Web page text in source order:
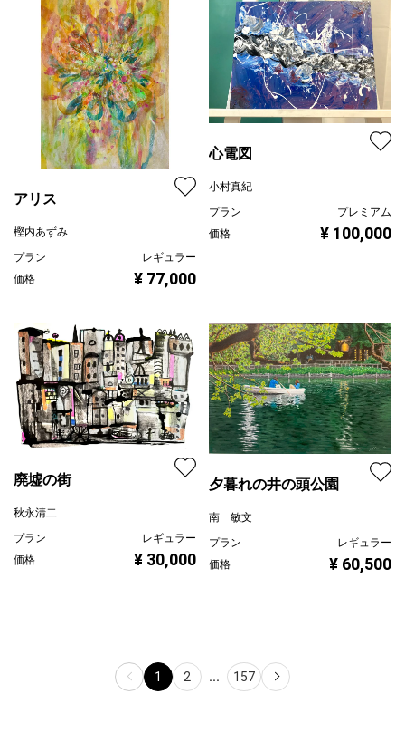
アリス
樫内あずみ
プラン
レギュラー
価格
¥ 77,000
心電図
小村真紀
プラン
プレミアム
価格
¥ 100,000
廃墟の街
秋永清二
プラン
レギュラー
価格
¥ 30,000
夕暮れの井の頭公園
南 敏文
プラン
レギュラー
価格
¥ 60,500
1 2 ... 157